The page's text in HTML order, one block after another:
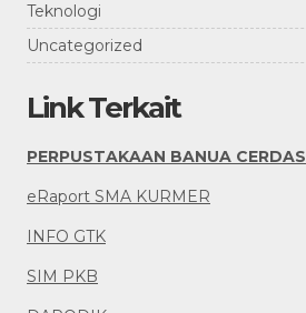
Teknologi
Uncategorized
Link Terkait
PERPUSTAKAAN BANUA CERDAS
eRaport SMA KURMER
INFO GTK
SIM PKB